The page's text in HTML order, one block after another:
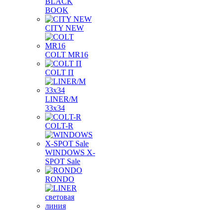
BOOK
CITY NEW
COLT MR16
COLT П
LINER/М
33х34
COLT-R
WINDOWS X-
SPOT Sale
RONDO